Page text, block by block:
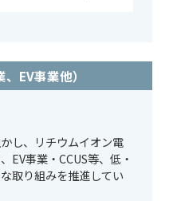
EV事業他）
し、リチウムイオン電
EV事業・CCUS等、低・
取り組みを推進してい